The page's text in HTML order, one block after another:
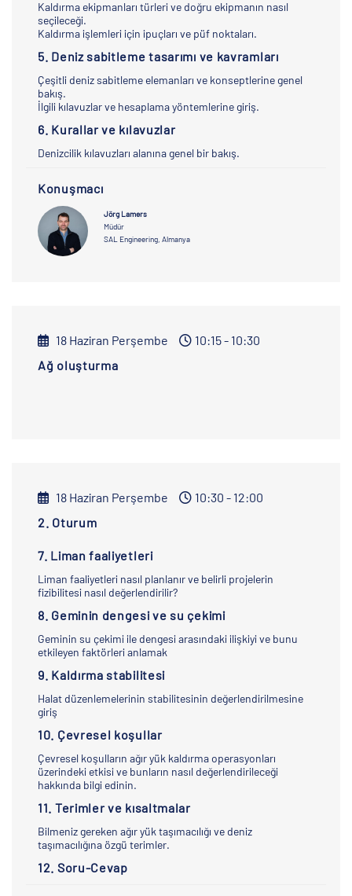
Kaldırma ekipmanları türleri ve doğru ekipmanın nasıl
seçileceği.
Kaldırma işlemleri için ipuçları ve püf noktaları.
5. Deniz sabitleme tasarımı ve kavramları
Çeşitli deniz sabitleme elemanları ve konseptlerine genel
bakış.
İlgili kılavuzlar ve hesaplama yöntemlerine giriş.
6. Kurallar ve kılavuzlar
Denizcilik kılavuzları alanına genel bir bakış.
Konuşmacı
Jörg Lamers
Müdür
SAL Engineering, Almanya
18 Haziran Perşembe
10:15 - 10:30
Ağ oluşturma
18 Haziran Perşembe
10:30 - 12:00
2. Oturum
7. Liman faaliyetleri
Liman faaliyetleri nasıl planlanır ve belirli projelerin
fizibilitesi nasıl değerlendirilir?
8. Geminin dengesi ve su çekimi
Geminin su çekimi ile dengesi arasındaki ilişkiyi ve bunu
etkileyen faktörleri anlamak
9. Kaldırma stabilitesi
Halat düzenlemelerinin stabilitesinin değerlendirilmesine
giriş
10. Çevresel koşullar
Çevresel koşulların ağır yük kaldırma operasyonları
üzerindeki etkisi ve bunların nasıl değerlendirileceği
hakkında bilgi edinin.
11. Terimler ve kısaltmalar
Bilmeniz gereken ağır yük taşımacılığı ve deniz
taşımacılığına özgü terimler.
12. Soru-Cevap